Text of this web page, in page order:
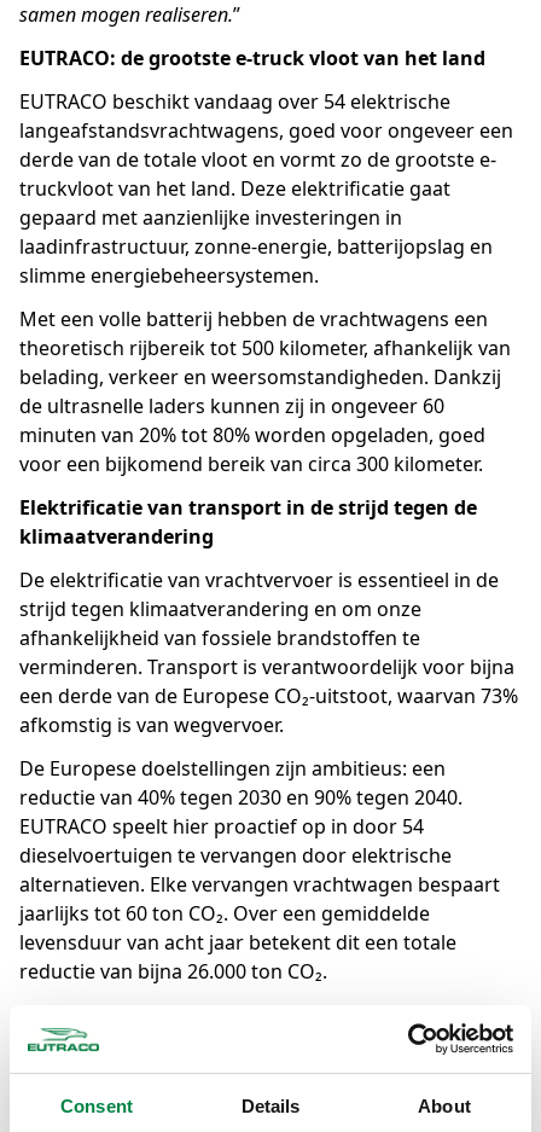
Consent Details About
samen mogen realiseren.”
EUTRACO: de grootste e-truck vloot van het land
EUTRACO beschikt vandaag over 54 elektrische
langeafstandsvrachtwagens, goed voor ongeveer een
derde van de totale vloot en vormt zo de grootste e-
truckvloot van het land. Deze elektrificatie gaat
gepaard met aanzienlijke investeringen in
laadinfrastructuur, zonne-energie, batterijopslag en
slimme energiebeheersystemen.
Met een volle batterij hebben de vrachtwagens een
theoretisch rijbereik tot 500 kilometer, afhankelijk van
belading, verkeer en weersomstandigheden. Dankzij
de ultrasnelle laders kunnen zij in ongeveer 60
minuten van 20% tot 80% worden opgeladen, goed
voor een bijkomend bereik van circa 300 kilometer.
Elektrificatie van transport in de strijd tegen de
klimaatverandering
De elektrificatie van vrachtvervoer is essentieel in de
strijd tegen klimaatverandering en om onze
afhankelijkheid van fossiele brandstoffen te
verminderen. Transport is verantwoordelijk voor bijna
een derde van de Europese CO₂-uitstoot, waarvan 73%
afkomstig is van wegvervoer.
De Europese doelstellingen zijn ambitieus: een
reductie van 40% tegen 2030 en 90% tegen 2040.
EUTRACO speelt hier proactief op in door 54
dieselvoertuigen te vervangen door elektrische
alternatieven. Elke vervangen vrachtwagen bespaart
jaarlijks tot 60 ton CO₂. Over een gemiddelde
levensduur van acht jaar betekent dit een totale
reductie van bijna 26.000 ton CO₂.
met elektriciteit
EUTRACO een belangrijke stap in de uitrol van zijn